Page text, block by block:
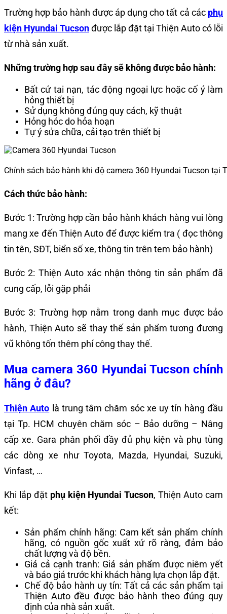
Trường hợp bảo hành được áp dụng cho tất cả các phụ
kiện Hyundai Tucsonđược lắp đặt tại Thiện Auto có lỗi
từ nhà sản xuất.
Những trường hợp sau đây sẽ không được bảo hành:
Bất cứ tai nạn, tác động ngoại lực hoặc cố ý làm
hỏng thiết bị
Sử dụng không đúng quy cách, kỹ thuật
Hỏng hóc do hỏa hoạn
Tự ý sửa chữa, cải tạo trên thiết bị
Chính sách bảo hành khi độ camera 360 Hyundai Tucson tại
Cách thức bảo hành:
Bước 1: Trường hợp cần bảo hành khách hàng vui lòng
mang xe đến Thiện Auto để được kiểm tra ( đọc thông
tin tên, SĐT, biển số xe, thông tin trên tem bảo hành)
Bước 2: Thiện Auto xác nhận thông tin sản phẩm đã
cung cấp, lỗi gặp phải
Bước 3: Trường hợp nằm trong danh mục được bảo
hành, Thiện Auto sẽ thay thế sản phẩm tương đương
vũ không tốn thêm phí công thay thế.
Mua camera 360 Hyundai Tucsonchính
hãng ở đâu?
Thiện Auto là trung tâm chăm sóc xe uy tín hàng đầu
tại Tp. HCM chuyên chăm sóc – Bảo dưỡng – Nâng
cấp xe. Gara phân phối đầy đủ phụ kiện và phụ tùng
các dòng xe như Toyota, Mazda, Hyundai, Suzuki,
Vinfast, …
Khi lắp đặt phụ kiện Hyundai Tucson, Thiện Auto cam
kết:
Sản phẩm chính hãng: Cam kết sản phẩm chính
hãng, có nguồn gốc xuất xứ rõ ràng, đảm bảo
chất lượng và độ bền.
Giá cả cạnh tranh: Giá sản phẩm được niêm yết
và báo giá trước khi khách hàng lựa chọn lắp đặt.
Chế độ bảo hành uy tín: Tất cả các sản phẩm tại
Thiện Auto đều được bảo hành theo đúng quy
định của nhà sản xuất.